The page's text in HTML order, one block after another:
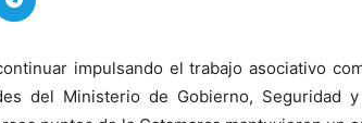
impulsando el trabajo asociativo
del Ministerio de Gobierno, Seguridad